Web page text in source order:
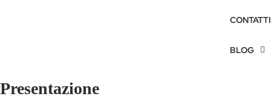
CONTATTI
BLOG
Presentazione